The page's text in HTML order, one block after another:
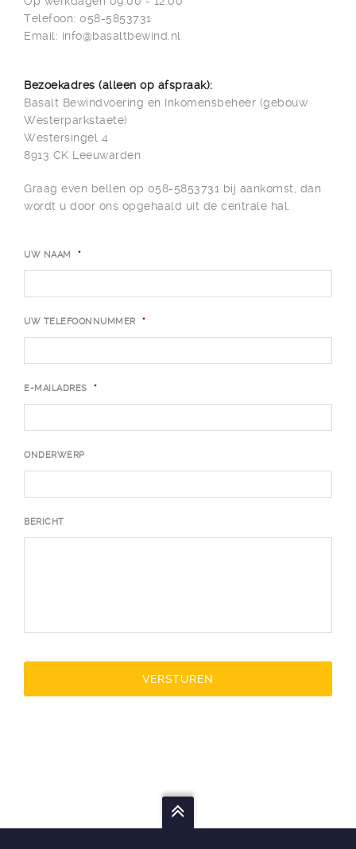
Telefoon: 058-5853731
Email: info@basaltbewind.nl
Bezoekadres (alleen op afspraak):
Basalt Bewindvoering en Inkomensbeheer (gebouw
Westerparkstaete)
Westersingel 4
8913 CK Leeuwarden
Graag even bellen op 058-5853731 bij aankomst, dan
wordt u door ons opgehaald uit de centrale hal.
UW NAAM *
UW TELEFOONNUMMER *
E-MAILADRES *
ONDERWERP
BERICHT